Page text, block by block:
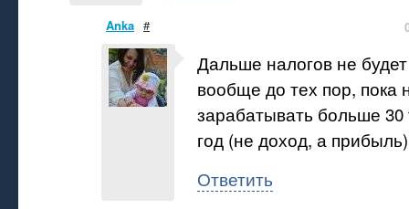
Anka #
Дальше налогов не
вообще до тех пор, пока
зарабатывать больше
год (не доход, а прибыль)
Ответить